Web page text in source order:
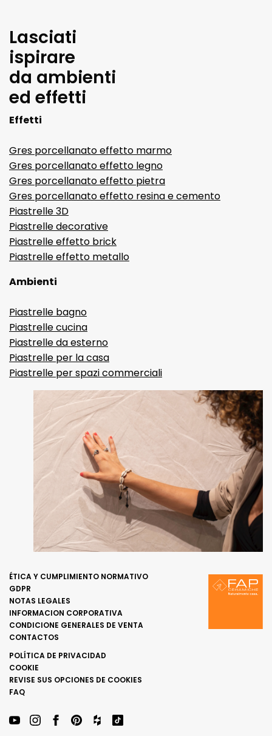
Lasciati
ispirare
da ambienti
ed effetti
Effetti
Gres porcellanato effetto marmo
Gres porcellanato effetto legno
Gres porcellanato effetto pietra
Gres porcellanato effetto resina e cemento
Piastrelle 3D
Piastrelle decorative
Piastrelle effetto brick
Piastrelle effetto metallo
Ambienti
Piastrelle bagno
Piastrelle cucina
Piastrelle da esterno
Piastrelle per la casa
Piastrelle per spazi commerciali
ÉTICA Y CUMPLIMIENTO NORMATIVO
GDPR
NOTAS LEGALES
INFORMACION CORPORATIVA
CONDICIONE GENERALES DE VENTA
CONTACTOS
POLÍTICA DE PRIVACIDAD
COOKIE
REVISE SUS OPCIONES DE COOKIES
FAQ